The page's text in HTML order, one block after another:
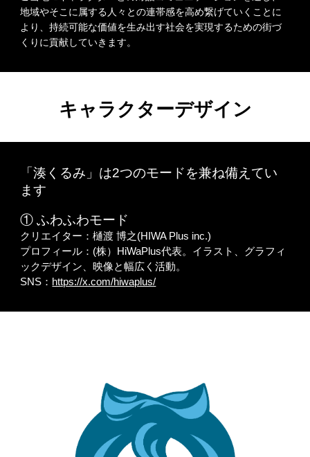
地域やそこに属する人々との連帯感を高め繋げていくことに
より、持続可能な価値を生み出す社会を実現するための街づ
くりに貢献していきます。
キャラクターデザイン
「湊くるみ」は2つのモードを兼ね備えてい
ます
① ふわふわモード
クリエイター：樋渡 博之(HIWA Plus inc.)
プロフィール：(株）HiWaPlus代表。イラスト、グラフィ
ックデザイン、映像と幅広く活動。
SNS： https://x.com/hiwaplus/